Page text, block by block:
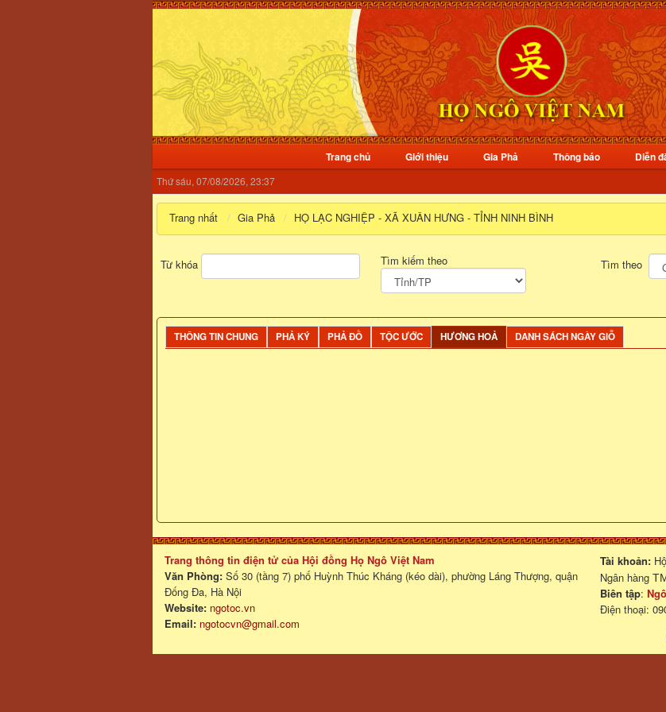
Trang chủ Giới thiệu Gia Phả Thông báo Diễn
Thứ sáu, 07/08/2026, 23:37
Trang nhất Gia Phả HỌ LẠC NGHIỆP - XÃ XUÂN HƯNG - TỈNH NINH BÌNH
Từ khóa Tìm kiếm theo Tìm theo
THÔNG TIN CHUNG PHẢ KÝ PHẢ ĐỒ TỘC ƯỚC HƯƠNG HOẢ DANH SÁCH NGÀY GIỖ
Trang thông tin điện tử của Hội đồng Họ Ngô Việt Nam
Văn Phòng: Số 30 (tầng 7) phố Huỳnh Thúc Kháng (kéo dài), phường Láng Thượng, quận
Đống Đa, Hà Nội
Website: ngotoc.vn
Email: ngotocvn@gmail.com
Tài khoản:
Ngân hàng
Biên tập:
Điện thoại: